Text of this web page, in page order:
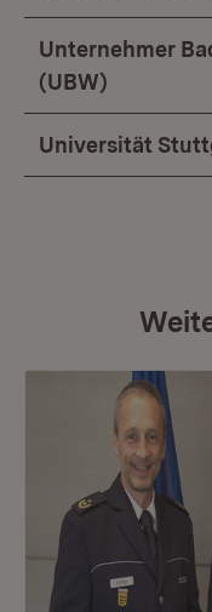
Unternehmer
(UBW)
Universität